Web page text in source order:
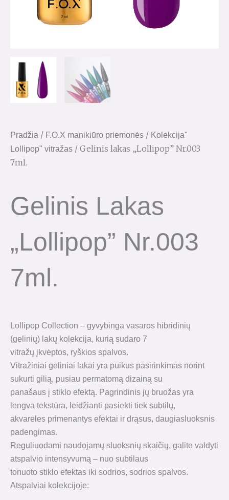
Pradžia / F.O.X manikiūro priemonės / Kolekcija"
Lollipop" vitražas / Gelinis lakas „Lollipop” Nr.003
7ml.
Gelinis Lakas
„Lollipop” Nr.003
7ml.
Lollipop Collection – gyvybinga vasaros hibridinių
(gelinių) lakų kolekcija, kurią sudaro 7
vitražų įkvėptos, ryškios spalvos.
Vitražiniai geliniai lakai yra puikus pasirinkimas norint
sukurti gilią, pusiau permatomą dizainą su
panašaus į stiklo efektą. Pagrindinis jų bruožas yra
lengva tekstūra, leidžianti pasiekti tiek subtilų,
akvareles primenantys efektai ir drąsus, daugiasluoksnis
padengimas.
Reguliuodami naudojamų sluoksnių skaičių, galite valdyti
atspalvio intensyvumą – nuo ​​subtilaus
tonuoto stiklo efektas iki sodrios, sodrios spalvos.
Atspalviai kolekcijoje: